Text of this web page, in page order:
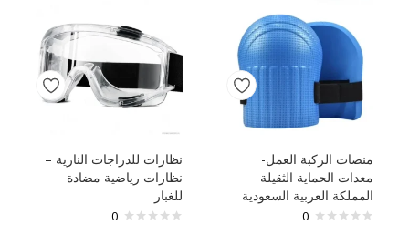
منصات الركبة العمل-
معدات الحماية الثقيلة
المملكة العربية السعودية
0
نظارات للدراجات النارية –
نظارات رياضية مضادة
للغبار
0